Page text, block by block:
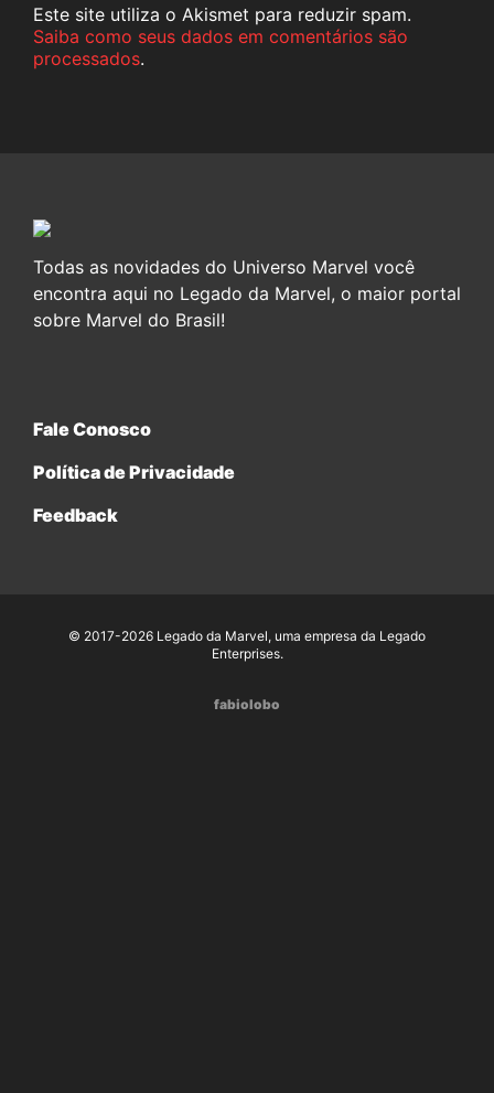
Este site utiliza o Akismet para reduzir spam.
Saiba como seus dados em comentários são
processados.
Todas as novidades do Universo Marvel você
encontra aqui no Legado da Marvel, o maior portal
sobre Marvel do Brasil!
Fale Conosco
Política de Privacidade
Feedback
© 2017-2026 Legado da Marvel, uma empresa da Legado
Enterprises.
fabiolobo